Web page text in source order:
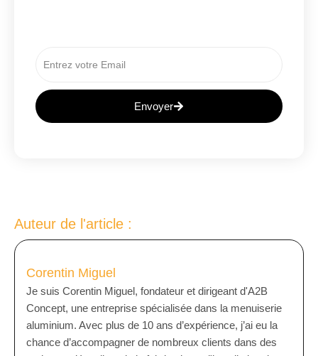
Envoyer
I
Auteur de l'article :
Corentin Miguel
Je suis Corentin Miguel, fondateur et dirigeant d'A2B
Concept, une entreprise spécialisée dans la menuiserie
aluminium. Avec plus de 10 ans d’expérience, j’ai eu la
chance d’accompagner de nombreux clients dans des